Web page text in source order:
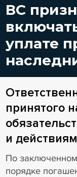
ВС
уплате
принятого
и
По
порядке